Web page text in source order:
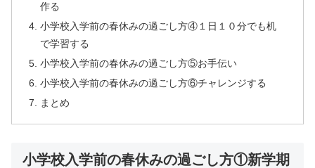
作る
小学校入学前の春休みの過ごし方④１日１０分でも机
で学習する
小学校入学前の春休みの過ごし方⑤お手伝い
小学校入学前の春休みの過ごし方⑥チャレンジする
まとめ
小学校入学前の春休みの過ごし方①新学期